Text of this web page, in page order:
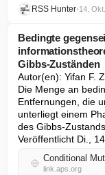
RSS Hunter•14.
Bedingte
Gibbs-Zuständen
Autor(en): Yifan F.
Die Menge an
Entfernungen, die
unterliegt einem
des Gibbs-
Veröffentlicht Di.,
link.aps.org